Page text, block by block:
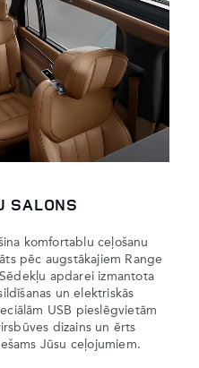
SALONS
komfortablu ceļošanu
pēc augstākajiem Range
apdarei izmantota
un elektriskās
USB pieslēgvietām
dizains un ērts
Jūsu ceļojumiem.